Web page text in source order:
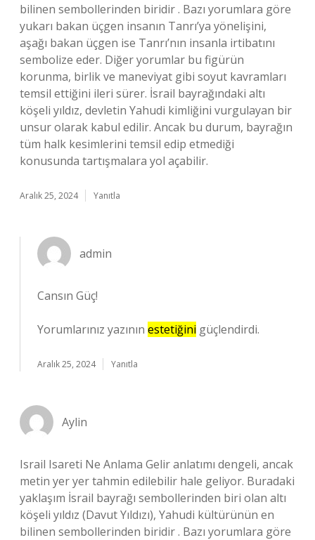
bilinen sembollerinden biridir . Bazı yorumlara göre
yukarı bakan üçgen insanın Tanrı’ya yönelişini,
aşağı bakan üçgen ise Tanrı’nın insanla irtibatını
sembolize eder. Diğer yorumlar bu figürün
korunma, birlik ve maneviyat gibi soyut kavramları
temsil ettiğini ileri sürer. İsrail bayrağındaki altı
köşeli yıldız, devletin Yahudi kimliğini vurgulayan bir
unsur olarak kabul edilir. Ancak bu durum, bayrağın
tüm halk kesimlerini temsil edip etmediği
konusunda tartışmalara yol açabilir.
Aralık 25, 2024 Yanıtla
admin
Cansın Güç!
Yorumlarınız yazının estetiğini güçlendirdi.
Aralık 25, 2024 Yanıtla
Aylin
Israil Isareti Ne Anlama Gelir anlatımı dengeli, ancak
metin yer yer tahmin edilebilir hale geliyor. Buradaki
yaklaşım İsrail bayrağı sembollerinden biri olan altı
köşeli yıldız (Davut Yıldızı), Yahudi kültürünün en
bilinen sembollerinden biridir . Bazı yorumlara göre